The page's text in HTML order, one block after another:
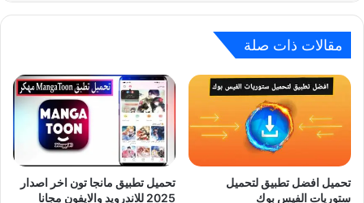
مقالات ذات صلة
تحميل افضل تطبيق لتحميل
ستوريات الفيس بوك
تحميل تطبيق مانجا تون اخر اصدار
2025 للاندرويد والايفون مجانا